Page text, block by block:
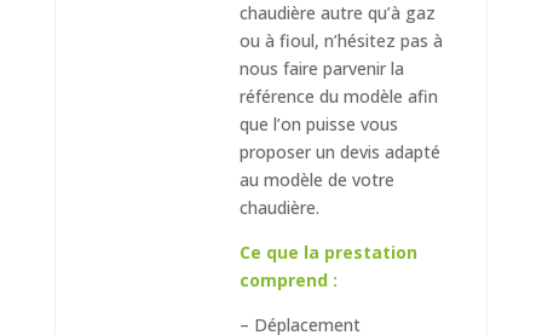
chaudière autre qu’à gaz
ou à fioul, n’hésitez pas à
nous faire parvenir la
référence du modèle afin
que l’on puisse vous
proposer un devis adapté
au modèle de votre
chaudière.
Ce que la prestation
comprend :
– Déplacement